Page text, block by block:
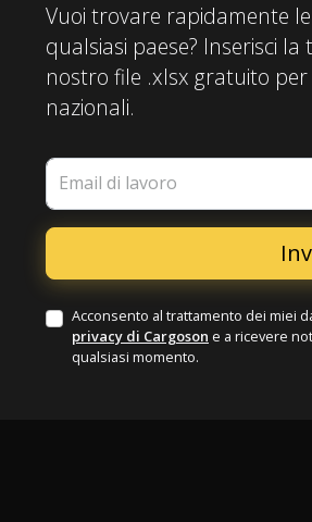
Vuoi trovare rapidamente
qualsiasi paese? Inserisci
nostro file .xlsx gratuito
nazionali.
Email di lavoro
Acconsento al trattamento dei miei
privacy di Cargoson e a ricevere
qualsiasi momento.